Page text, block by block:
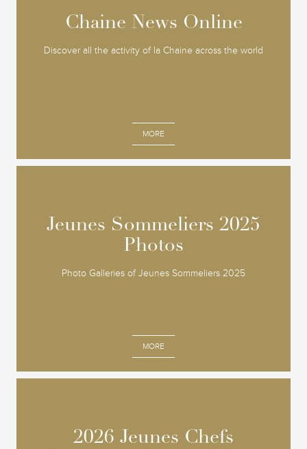
Chaine News Online
Discover all the activity of la Chaine across the world
MORE
Chaine News Online
Jeunes Sommeliers 2025
Photos
Photo Galleries of Jeunes Sommeliers 2025
MORE
Jeunes Sommeliers 2025
Photos
2026 Jeunes Chefs
2026 Jeunes Chefs